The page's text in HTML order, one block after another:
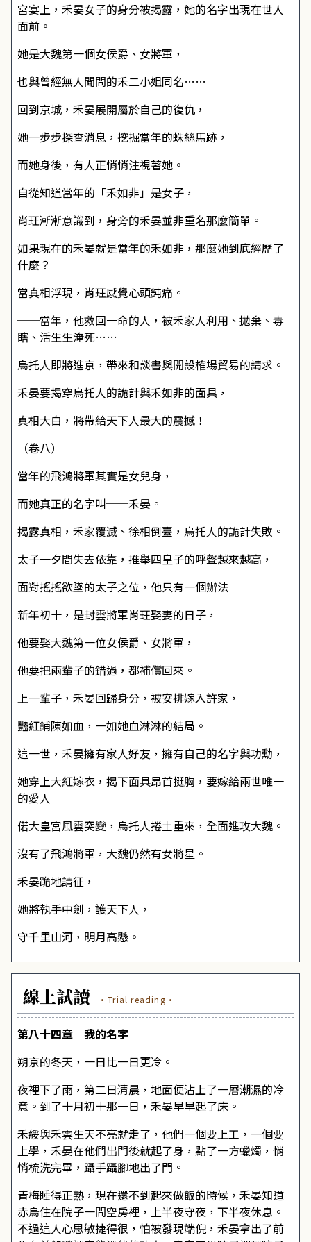
宮宴上，禾晏女子的身分被揭露，她的名字出現在世人
面前。
她是大魏第一個女侯爵、女將軍，
也與曾經無人聞問的禾二小姐同名……
回到京城，禾晏展開屬於自己的復仇，
她一步步探查消息，挖掘當年的蛛絲馬跡，
而她身後，有人正悄悄注視著她。
自從知道當年的「禾如非」是女子，
肖玨漸漸意識到，身旁的禾晏並非重名那麼簡單。
如果現在的禾晏就是當年的禾如非，那麼她到底經歷了
什麼？
當真相浮現，肖玨感覺心頭鈍痛。
──當年，他救回一命的人，被禾家人利用、拋棄、毒
瞎、活生生淹死……
烏托人即將進京，帶來和談書與開設榷場貿易的請求。
禾晏要揭穿烏托人的詭計與禾如非的面具，
真相大白，將帶給天下人最大的震撼！
（卷八）
當年的飛鴻將軍其實是女兒身，
而她真正的名字叫──禾晏。
揭露真相，禾家覆滅、徐相倒臺，烏托人的詭計失敗。
太子一夕間失去依靠，推舉四皇子的呼聲越來越高，
面對搖搖欲墜的太子之位，他只有一個辦法──
新年初十，是封雲將軍肖玨娶妻的日子，
他要娶大魏第一位女侯爵、女將軍，
他要把兩輩子的錯過，都補償回來。
上一輩子，禾晏回歸身分，被安排嫁入許家，
豔紅鋪陳如血，一如她血淋淋的結局。
這一世，禾晏擁有家人好友，擁有自己的名字與功勳，
她穿上大紅嫁衣，揭下面具昂首挺胸，要嫁給兩世唯一
的愛人──
偌大皇宮風雲突變，烏托人捲土重來，全面進攻大魏。
沒有了飛鴻將軍，大魏仍然有女將星。
禾晏跪地請征，
她將執手中劍，護天下人，
守千里山河，明月高懸。
線上試讀 ·Trial reading·
第八十四章 我的名字
朔京的冬天，一日比一日更冷。
夜裡下了雨，第二日清晨，地面便沾上了一層潮濕的冷
意。到了十月初十那一日，禾晏早早起了床。
禾綏與禾雲生天不亮就走了，他們一個要上工，一個要
上學，禾晏在他們出門後就起了身，點了一方蠟燭，悄
悄梳洗完畢，躡手躡腳地出了門。
青梅睡得正熟，現在還不到起來做飯的時候，禾晏知道
赤烏住在院子一間空房裡，上半夜守夜，下半夜休息。
不過這人心思敏捷得很，怕被發現端倪，禾晏拿出了前